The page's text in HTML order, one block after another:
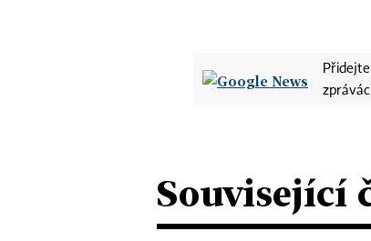
Související